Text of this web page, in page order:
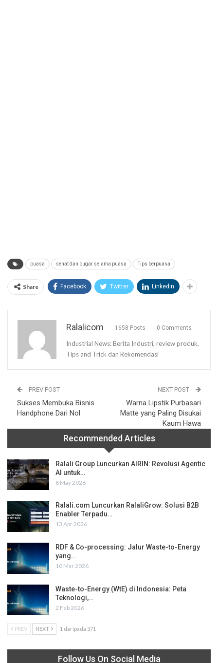
puasa sehat dan bugar selama puasa Tips berpuasa
Share Facebook Twitter Linkedin
Ralalicom 1658 Posts 0 Comments
Industrial News: Berita Industri, review produk,
Tips and Trick dan Rekomendasi
PREV POST
Sukses Membuka Bisnis
Handphone Dari Nol
NEXT POST
Warna Lipstik Purbasari
Matte yang Paling Disukai
Kaum Hawa
Recommended Articles
Ralali Group Luncurkan AIRIN: Revolusi Agentic
AI untuk…
8 May 2026
Ralali.com Luncurkan RalaliGrow: Solusi B2B
Enabler Terpadu…
13 Apr 2026
RDF & Co-processing: Jalur Waste-to-Energy
yang…
10 Mar 2026
Waste-to-Energy (WtE) di Indonesia: Peta
Teknologi,…
2 Feb 2026
PREV NEXT 1 daripada 371
Follow Us On Social Media